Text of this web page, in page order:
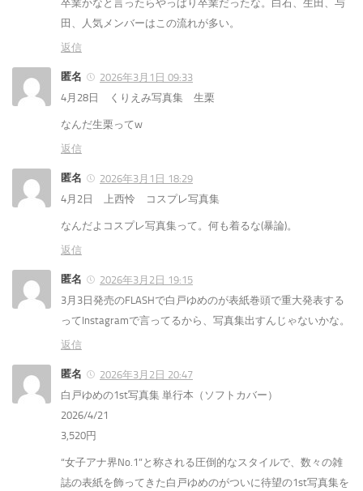
卒業かなと言ったらやっぱり卒業だったな。白石、生田、与
田、人気メンバーはこの流れが多い。
返信
匿名
2026年3月1日 09:33
4月28日 くりえみ写真集 生栗
なんだ生栗ってw
返信
匿名
2026年3月1日 18:29
4月2日 上西怜 コスプレ写真集
なんだよコスプレ写真集って。何も着るな(暴論)。
返信
匿名
2026年3月2日 19:15
3月3日発売のFLASHで白戸ゆめのが表紙巻頭で重大発表する
ってInstagramで言ってるから、写真集出すんじゃないかな。
返信
匿名
2026年3月2日 20:47
白戸ゆめの1st写真集 単行本（ソフトカバー）
2026/4/21
3,520円
“女子アナ界No.1”と称される圧倒的なスタイルで、数々の雑
誌の表紙を飾ってきた白戸ゆめのがついに待望の1st写真集を